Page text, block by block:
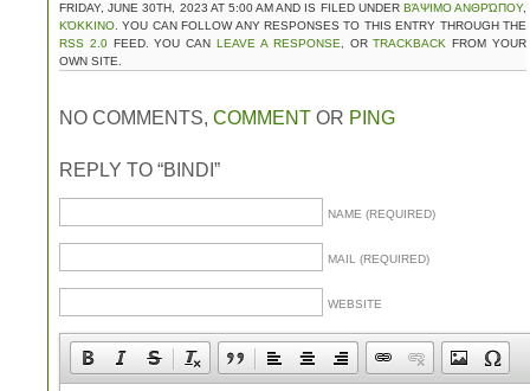
FRIDAY, JUNE 30TH, 2023 AT 5:00 AM AND IS FILED UNDER ΒΆΨΙΜΟ ΑΝΘΡΏΠΟΥ,
ΚΌΚΚΙΝΟ . YOU CAN FOLLOW ANY RESPONSES TO THIS ENTRY THROUGH THE
RSS 2.0FEED. YOU CANLEAVE A RESPONSE , ORTRACKBACK FROM YOUR
OWN SITE.
NO COMMENTS, COMMENT OR PING
REPLY TO “BINDI”
NAME (REQUIRED)
MAIL (REQUIRED)
WEBSITE